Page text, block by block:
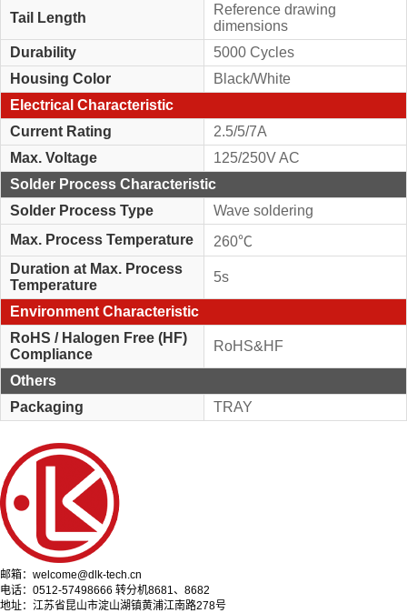
Tail Length
Reference drawing
dimensions
Durability
5000 Cycles
Housing Color
Black/White
Electrical Characteristic
Current Rating
2.5/5/7A
Max. Voltage
125/250V AC
Solder Process Characteristic
Solder Process Type
Wave soldering
Max. Process Temperature
260℃
Duration at Max. Process
Temperature
5s
Environment Characteristic
RoHS / Halogen Free (HF)
Compliance
RoHS&HF
Others
Packaging
TRAY
邮箱：welcome@dlk-tech.cn
电话：0512-57498666 转分机8681、8682
地址：江苏省昆山市淀山湖镇黄浦江南路278号